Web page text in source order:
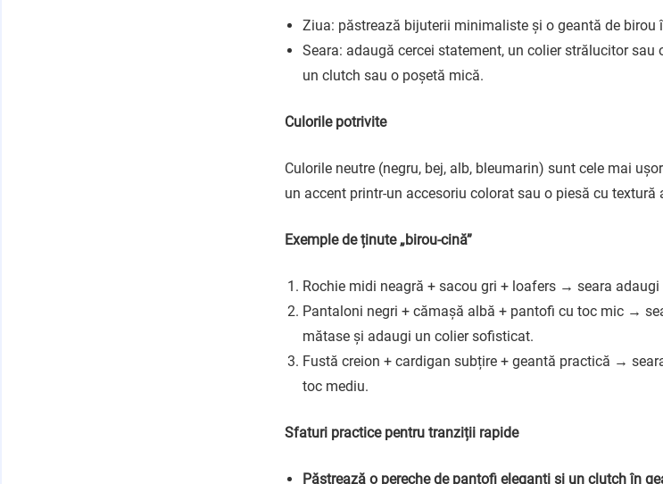
Ziua: păstrează bijuterii minimaliste și o geantă de birou
Seara: adaugă cercei statement, un colier strălucitor
un clutch sau o poșetă mică.
Culorile potrivite
Culorile neutre (negru, bej, alb, bleumarin) sunt cele mai
un accent printr-un accesoriu colorat sau o piesă cu
Exemple de ținute „birou-cină”
Rochie midi neagră + sacou gri + loafers → seara
Pantaloni negri + cămașă albă + pantofi cu toc mic →
mătase și adaugi un colier sofisticat.
Fustă creion + cardigan subțire + geantă practică →
toc mediu.
Sfaturi practice pentru tranziții rapide
Păstrează o pereche de pantofi eleganți și un clutch în